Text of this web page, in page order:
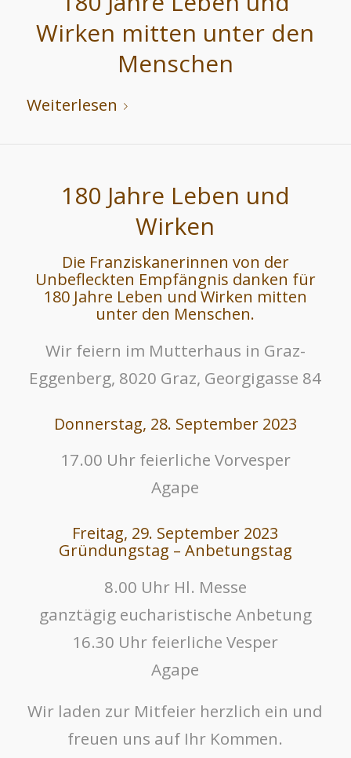
Wirken mitten unter den
Menschen
Weiterlesen
180 Jahre Leben und
Wirken
Die Franziskanerinnen von der
Unbefleckten Empfängnis danken für
180 Jahre Leben und Wirken mitten
unter den Menschen.
Wir feiern im Mutterhaus in Graz-
Eggenberg, 8020 Graz, Georgigasse 84
Donnerstag, 28. September 2023
17.00 Uhr feierliche Vorvesper
Agape
Freitag, 29. September 2023
Gründungstag – Anbetungstag
8.00 Uhr Hl. Messe
ganztägig eucharistische Anbetung
16.30 Uhr feierliche Vesper
Agape
Wir laden zur Mitfeier herzlich ein und
freuen uns auf Ihr Kommen.